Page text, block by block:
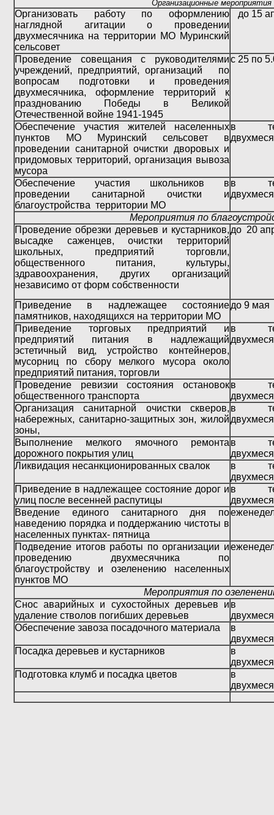
Организационные мероприятия
Организовать работу по оформлению
наглядной агитации о проведении
двухмесячника на территории МО Муринский
сельсовет
до 15
Проведение совещания с руководителями
учреждений, предприятий, организаций по
вопросам подготовки и проведения
двухмесячника, оформление территорий к
празднованию Победы в Великой
Отечественной войне 1941-1945
с 25 по
Обеспечение участия жителей населенных
пунктов МО Муринский сельсовет в
проведении санитарной очистки дворовых и
придомовых территорий, организация вывоза
мусора
в
Обеспечение участия школьников в
проведении санитарной очистки и
благоустройства территории МО
в
Мероприятия по
Проведение обрезки деревьев и кустарников,
высадке саженцев, очистки территорий
школьных, предприятий торговли,
общественного питания, культуры,
здравоохранения, других организаций
независимо от форм собственности
до 20
Приведение в надлежащее состояние
памятников, находящихся на территории МО
до 9 мая
Приведение торговых предприятий и
предприятий питания в надлежащий
эстетичный вид, устройство контейнеров,
мусорниц по сбору мелкого мусора около
предприятий питания, торговли
в
Проведение ревизии состояния остановок
общественного транспорта
в
Организация санитарной очистки скверов,
набережных, санитарно-защитных зон, жилой
зоны,
в
Выполнение мелкого ямочного ремонта
дорожного покрытия улиц
в
Ликвидация несанкционированных свалок
в
Приведение в надлежащее состояние дорог и
улиц после весенней распутицы
в
Введение единого санитарного дня по
наведению порядка и поддержанию чистоты в
населенных пунктах- пятница
Подведение итогов работы по организации и
проведению двухмесячника по
благоустройству и озеленению населенных
пунктов МО
Мероприятия по
Снос аварийных и сухостойных деревьев и
удаление стволов погибших деревьев
в
Обеспечение завоза посадочного материала
в
Посадка деревьев и кустарников
в
Подготовка клумб и посадка цветов
в